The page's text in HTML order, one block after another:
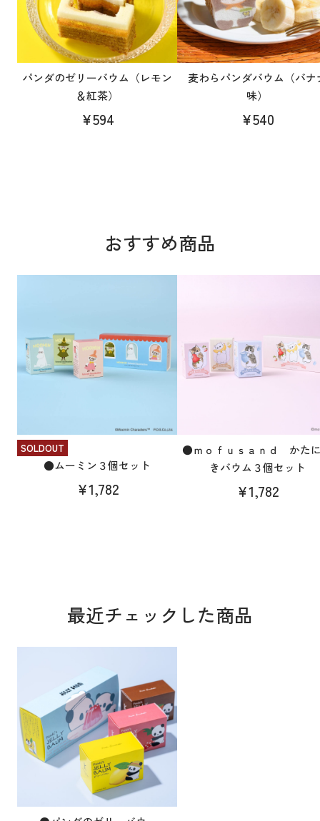
パンダのゼリーバウム（レモン
＆紅茶）
¥594
麦わらパンダバウム（バナ
味）
¥540
おすすめ商品
SOLDOUT
●ムーミン３個セット
¥1,782
●ｍｏｆｕｓａｎｄ かた
きバウム３個セット
¥1,782
最近チェックした商品